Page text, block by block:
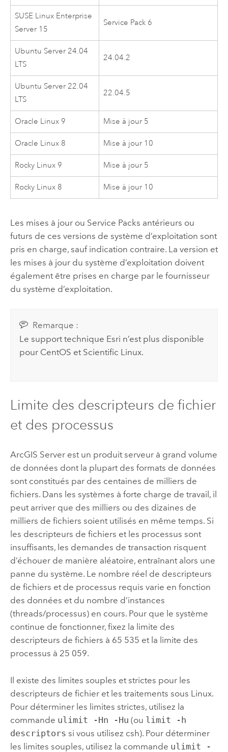
SUSE Linux Enterprise
Server 15
Service Pack 6
Ubuntu Server 24.04
LTS
24.04.2
Ubuntu Server 22.04
LTS
22.04.5
Oracle Linux 9 Mise à jour 5
Oracle Linux 8 Mise à jour 10
Rocky Linux 9 Mise à jour 5
Rocky Linux 8 Mise à jour 10
Les mises à jour ou Service Packs antérieurs ou
futurs de ces versions de système d’exploitation sont
pris en charge, sauf indication contraire. La version et
les mises à jour du système d’exploitation doivent
également être prises en charge par le fournisseur
du système d’exploitation.
Remarque :
Le support technique Esri n’est plus disponible
pour CentOS et Scientific Linux.
Limite des descripteurs de fichier
et des processus
ArcGIS Serverest un produit serveur à grand volume
de données dont la plupart des formats de données
sont constitués par des centaines de milliers de
fichiers. Dans les systèmes à forte charge de travail, il
peut arriver que des milliers ou des dizaines de
milliers de fichiers soient utilisés en même temps. Si
les descripteurs de fichiers et les processus sont
insuffisants, les demandes de transaction risquent
d’échouer de manière aléatoire, entraînant alors une
panne du système. Le nombre réel de descripteurs
de fichiers et de processus requis varie en fonction
des données et du nombre d’instances
(threads/processus) en cours. Pour que le système
continue de fonctionner, fixez la limite des
descripteurs de fichiers à 65 535 et la limite des
processus à 25 059.
Il existe des limites souples et strictes pour les
descripteurs de fichier et les traitements sous Linux.
Pour déterminer les limites strictes, utilisez la
commande ulimit -Hn -Hu (ou limit -h
descriptors si vous utilisez csh). Pour déterminer
les limites souples, utilisez la commande ulimit -